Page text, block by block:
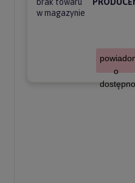
w magazynie
o